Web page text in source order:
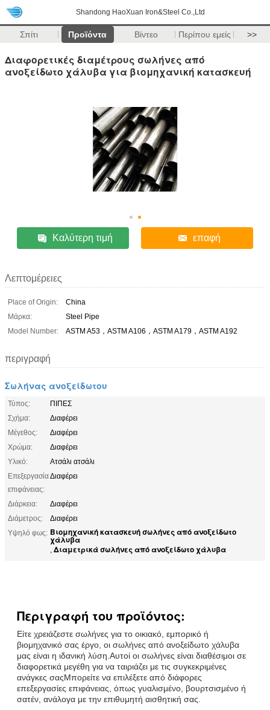
Shandong HaoXuan Iron&Steel Co.,Ltd
Σπίτι Προϊόντα Βίντεο Περίπου εμείς >>
Διαφορετικές διαμέτρους σωλήνες από
ανοξείδωτο χάλυβα για βιομηχανική κατασκευή
Καλύτερη τιμή επαφή
Λεπτομέρειες
Place of Origin:
China
Μάρκα:
Steel Pipe
Model Number:
ASTM A53，ASTM A106，ASTM A179，ASTM A192
περιγραφή
Σωλήνας ανοξείδωτου
Τύπος:
ΠΙΠΕΣ
Σχήμα:
Διαφέρει
Μέγεθος:
Διαφέρει
Χρώμα:
Διαφέρει
Υλικό:
Ατσάλι ατσάλι
Επεξεργασία
επιφάνειας:
Διαφέρει
Διάρκεια:
Διαφέρει
Διάμετρος:
Διαφέρει
Υψηλό φως: Βιομηχανική κατασκευή σωλήνες από ανοξείδωτο
χάλυβα
, Διαμετρικά σωλήνες από ανοξείδωτο χάλυβα
Περιγραφή του προϊόντος:
Είτε χρειάζεστε σωλήνες για το οικιακό, εμπορικό ή
βιομηχανικό σας έργο, οι σωλήνες από ανοξείδωτο χάλυβα
μας είναι η ιδανική λύση.Αυτοί οι σωλήνες είναι διαθέσιμοι σε
διαφορετικά μεγέθη για να ταιριάζει με τις συγκεκριμένες
ανάγκες σαςΜπορείτε να επιλέξετε από διάφορες
επεξεργασίες επιφάνειας, όπως γυαλισμένο, βουρτσισμένο ή
σατέν, ανάλογα με την επιθυμητή αισθητική σας.